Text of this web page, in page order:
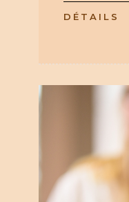
DÉTAILS